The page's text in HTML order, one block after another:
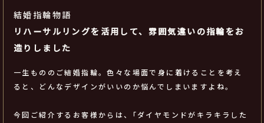
結婚指輪物語
リハーサルリングを活用して、雰囲気違いの指輪をお
造りしました
一生もののご結婚指輪。色々な場面で身に着けることを考え
ると、どんなデザインがいいのか悩んでしまいますよね。
今回ご紹介するお客様からは、｢ダイヤモンドがキラキラした